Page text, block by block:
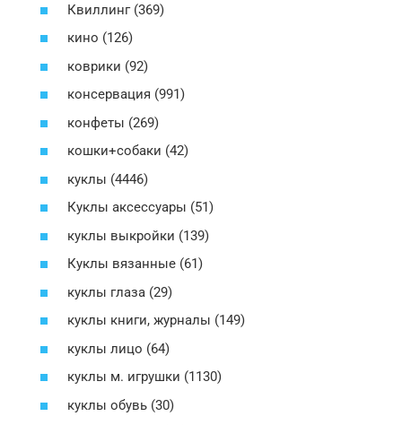
Квиллинг (369)
кино (126)
коврики (92)
консервация (991)
конфеты (269)
кошки+собаки (42)
куклы (4446)
Куклы аксессуары (51)
куклы выкройки (139)
Куклы вязанные (61)
куклы глаза (29)
куклы книги, журналы (149)
куклы лицо (64)
куклы м. игрушки (1130)
куклы обувь (30)